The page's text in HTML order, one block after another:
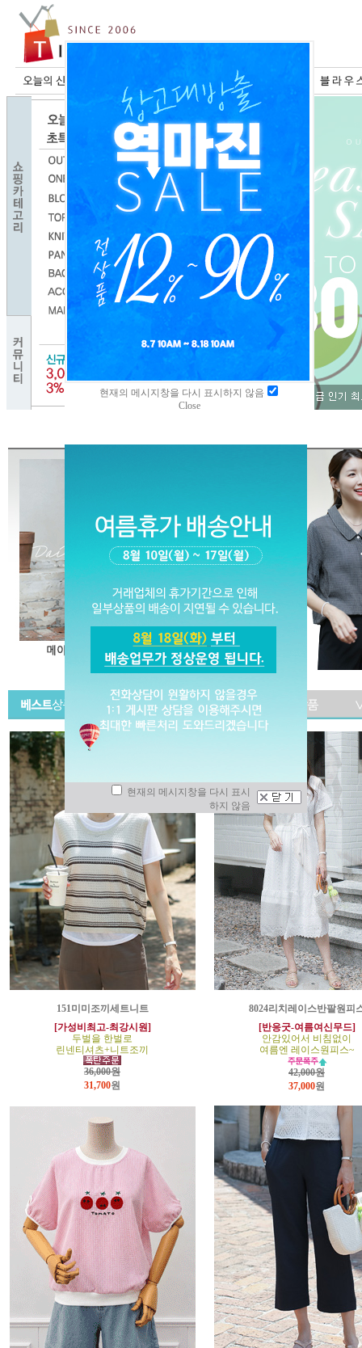
151미미조끼세트니트
[가성비최고-최강시원]
두벌을 한벌로
린넨티셔츠+니트조끼
36,000원
31,700원
8024리치레이스반팔원피
[반응굿-여름여신무드]
안감있어서 비침없이
여름엔 레이스원피스~
42,000원
37,000원
현재의 메시지창을 다시 표시하지 않음
Close
현재의 메시지창을 다시 표시
하지 않음